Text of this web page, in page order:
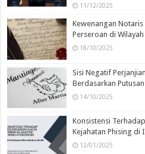
11/12/2025
Kewenangan
Perseroan di
18/10/2025
Sisi Negatif
Berdasarkan
14/10/2025
Konsistensi
Kejahatan Phising di
12/01/2025